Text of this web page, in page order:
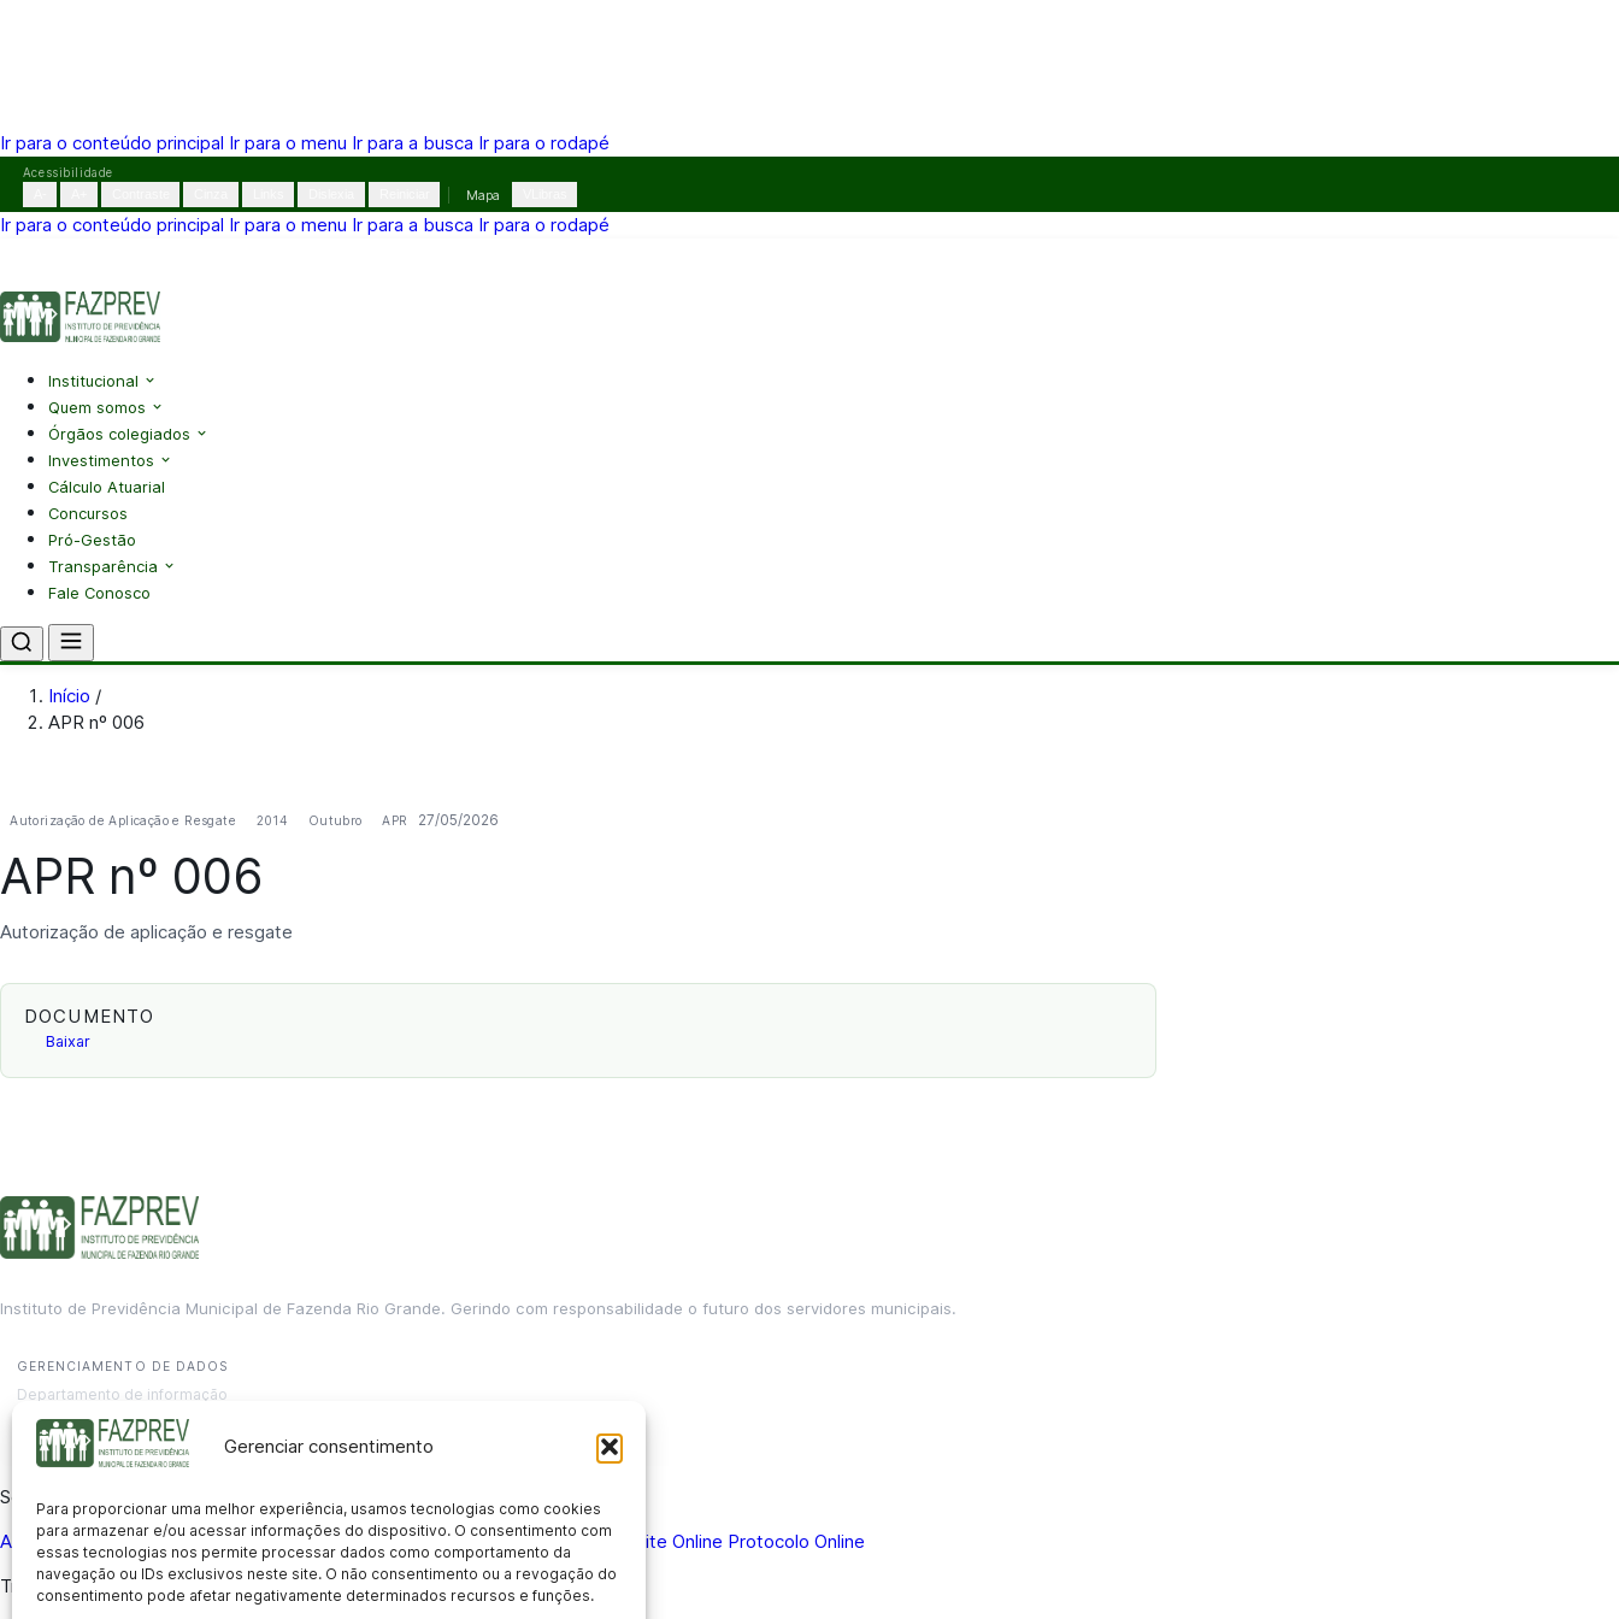
Gerenciar consentimento
Para proporcionar uma melhor experiência, usamos tecnologias como cookies
para armazenar e/ou acessar informações do dispositivo. O consentimento com
essas tecnologias nos permite processar dados como comportamento da
navegação ou IDs exclusivos neste site. O não consentimento ou a revogação do
consentimento pode afetar negativamente determinados recursos e funções.
Ir para o conteúdo principal Ir para o menu Ir para a busca Ir para o rodapé
Pular
o
Acessibilidade
Mapa
Ir para o conteúdo principal Ir para o menu Ir para a busca Ir para o rodapé
Institucional
Quem somos
Órgãos colegiados
Investimentos
Cálculo Atuarial
Concursos
Pró-Gestão
Transparência
Fale Conosco
Início /
APR nº 006
Autorização de Aplicação e Resgate 2014 Outubro APR 27/05/2026
APR nº 006
Autorização de aplicação e resgate
DOCUMENTO
Baixar
Instituto de Previdência Municipal de Fazenda Rio Grande. Gerindo com responsabilidade o futuro dos servidores municipais.
GERENCIAMENTO DE DADOS
Departamento de informação
contato@fazprev.pr.gov.br
(41) 3995-2146
Serviços
Aposentadoria Pensão por Morte Benefício por Invalidez Auxílio Doença Holerite Online Protocolo Online
Transparência